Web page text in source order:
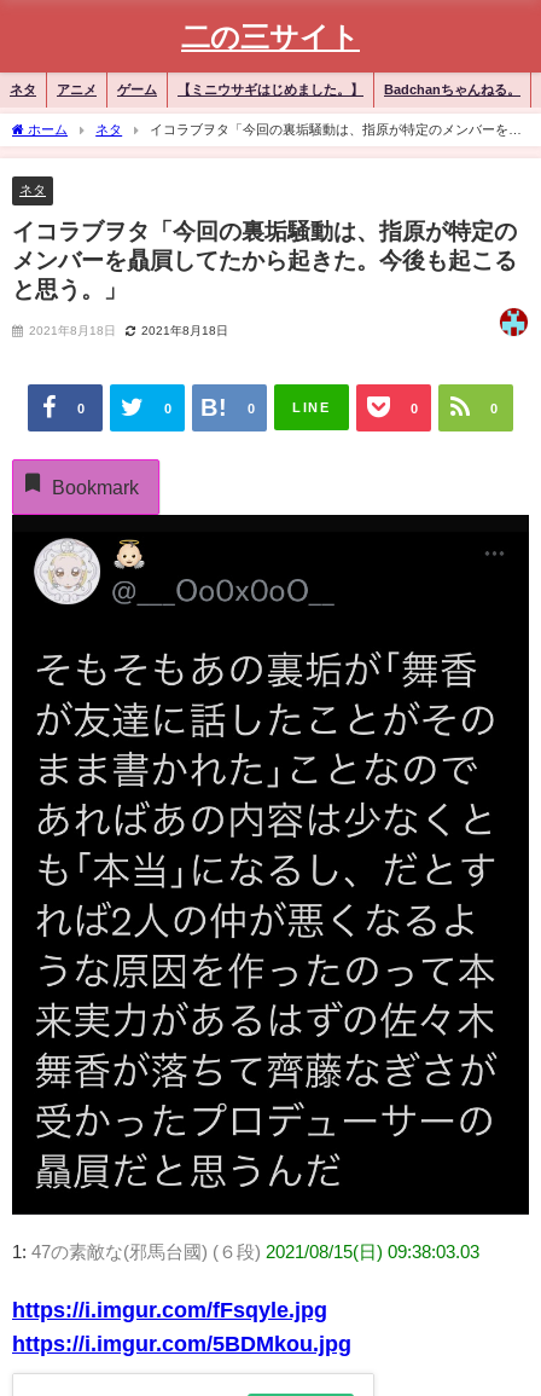
二の三サイト
ネタ アニメ ゲーム 【ミニウサギはじめました。】 Badchanちゃんねる。
ホーム ネタ
イコラブヲタ「今回の裏垢騒動は、指原が特定のメンバーを贔
屓してたから起きた。今後も起こると思う。」
ネタ
イコラブヲタ「今回の裏垢騒動は、指原が特定の
メンバーを贔屓してたから起きた。今後も起こる
と思う。」
2021年8月18日 2021年8月18日
0 0 0 LINE 0 0
Bookmark
1: 47の素敵な(邪馬台國) (６段) 2021/08/15(日) 09:38:03.03
https://i.imgur.com/fFsqyle.jpg
https://i.imgur.com/5BDMkou.jpg